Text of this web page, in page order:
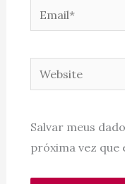
Email*
Website
Salvar meus
próxima vez que